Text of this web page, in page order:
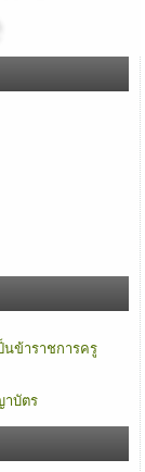
นข้าราชการครู
าบัตร